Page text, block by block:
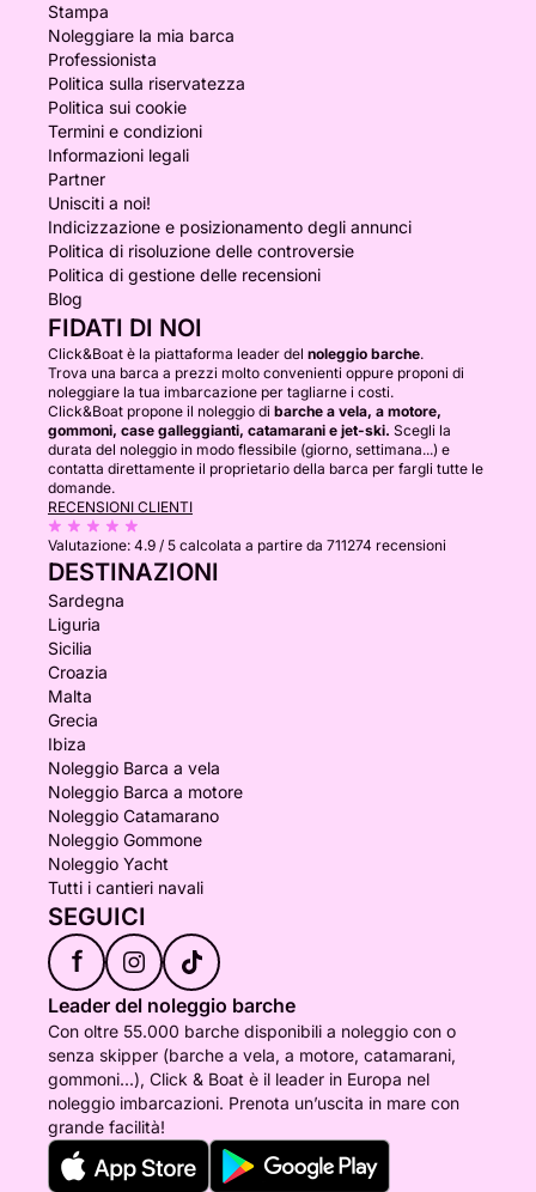
Stampa
Noleggiare la mia barca
Professionista
Politica sulla riservatezza
Politica sui cookie
Termini e condizioni
Informazioni legali
Partner
Unisciti a noi!
Indicizzazione e posizionamento degli annunci
Politica di risoluzione delle controversie
Politica di gestione delle recensioni
Blog
FIDATI DI NOI
Click&Boat è la piattaforma leader del noleggio barche.
Trova una barca a prezzi molto convenienti oppure proponi di
noleggiare la tua imbarcazione per tagliarne i costi.
Click&Boat propone il noleggio di barche a vela, a motore,
gommoni, case galleggianti, catamarani e jet-ski. Scegli la
durata del noleggio in modo flessibile (giorno, settimana...) e
contatta direttamente il proprietario della barca per fargli tutte le
domande.
RECENSIONI CLIENTI
Valutazione: 4.9 / 5 calcolata a partire da 711274 recensioni
DESTINAZIONI
Sardegna
Liguria
Sicilia
Croazia
Malta
Grecia
Ibiza
Noleggio Barca a vela
Noleggio Barca a motore
Noleggio Catamarano
Noleggio Gommone
Noleggio Yacht
Tutti i cantieri navali
SEGUICI
f
Leader del noleggio barche
Con oltre 55.000 barche disponibili a noleggio con o
senza skipper (barche a vela, a motore, catamarani,
gommoni...), Click & Boat è il leader in Europa nel
noleggio imbarcazioni. Prenota un’uscita in mare con
grande facilità!